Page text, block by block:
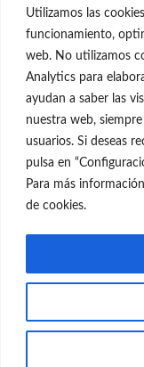
Utilizamos las
funcionamiento,
web. No utilizamos
Analytics para
ayudan a saber las
nuestra web,
usuarios. Si deseas
pulsa en
Para más
de cookies.
699 595
Información
Política de Privacidad
Política de Cookies
© el Radar del